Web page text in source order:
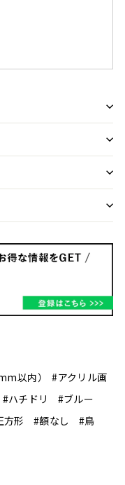
以内）
#アクリル画
#ハチドリ
#ブルー
方形 #額なし
#鳥